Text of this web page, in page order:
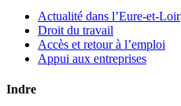
Actualité dans l’Eure-et-Loir
Droit du travail
Accès et retour à l’emploi
Appui aux entreprises
Indre